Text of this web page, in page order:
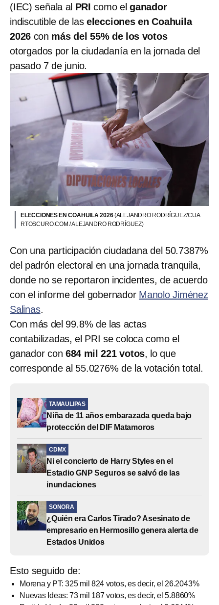
(IEC) señala al PRIcomo elganador
indiscutible de las elecciones en Coahuila
2026 con más del 55% de los votos
otorgados por la ciudadanía en la jornada del
pasado 7 de junio.
ELECCIONES EN COAHUILA 2026(ALEJANDRO RODRÍGUEZ/CUA
RTOSCURO.COM / ALEJANDRO RODRÍGUEZ)
Con una participación ciudadana del 50.7387%
del padrón electoral en una jornada tranquila,
donde no se reportaron incidentes, de acuerdo
con el informe del gobernador Manolo Jiménez
Salinas.
Con más del 99.8% de las actas
contabilizadas, el PRI se coloca como el
ganador con 684 mil 221 votos, lo que
corresponde al 55.0276% de la votación total.
TAMAULIPAS
Niña de 11 años embarazada queda bajo
protección del DIF Matamoros
CDMX
Ni el concierto de Harry Styles en el
Estadio GNP Seguros se salvó de las
inundaciones
SONORA
¿Quién era Carlos Tirado? Asesinato de
empresario en Hermosillo genera alerta de
Estados Unidos
Esto seguido de:
Morena y PT: 325 mil 824 votos, es decir, el 26.2043%
Nuevas Ideas: 73 mil 187 votos, es decir, el 5.8860%